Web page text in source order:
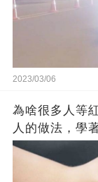
2023/03/06
為啥很多人等
人的做法，學